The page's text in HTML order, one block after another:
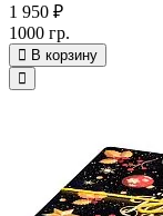
1 950 ₽
1000 гр.
В корзину